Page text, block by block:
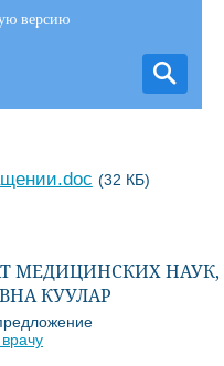
версию
(32 КБ)
МЕДИЦИНСКИХ НАУК,
КУУЛАР